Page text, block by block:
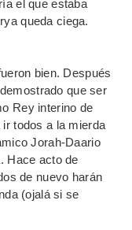
el que estaba
queda ciega.
bien. Después
que ser
Rey interino de
ir todos a la mierda
Jorah-Daario
Hace acto de
de nuevo harán
(ojalá si se